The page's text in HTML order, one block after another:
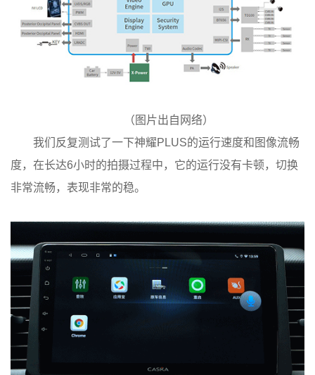
（图片出自网络）
我们反复测试了一下神耀PLUS的运行速度和图像流畅
度，在长达6小时的拍摄过程中，它的运行没有卡顿，切换
非常流畅，表现非常的稳。